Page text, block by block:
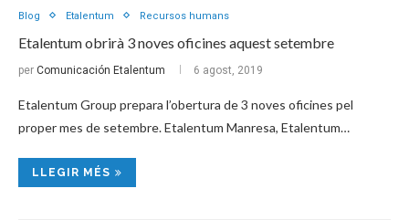
Blog Etalentum Recursos humans
Etalentum obrirà 3 noves oficines aquest setembre
per Comunicación Etalentum 6 agost, 2019
Etalentum Group prepara l’obertura de 3 noves oficines pel
proper mes de setembre. Etalentum Manresa, Etalentum…
LLEGIR MÉS